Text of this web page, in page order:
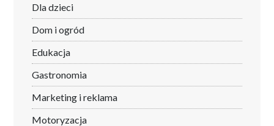
Dla dzieci
Dom i ogród
Edukacja
Gastronomia
Marketing i reklama
Motoryzacja